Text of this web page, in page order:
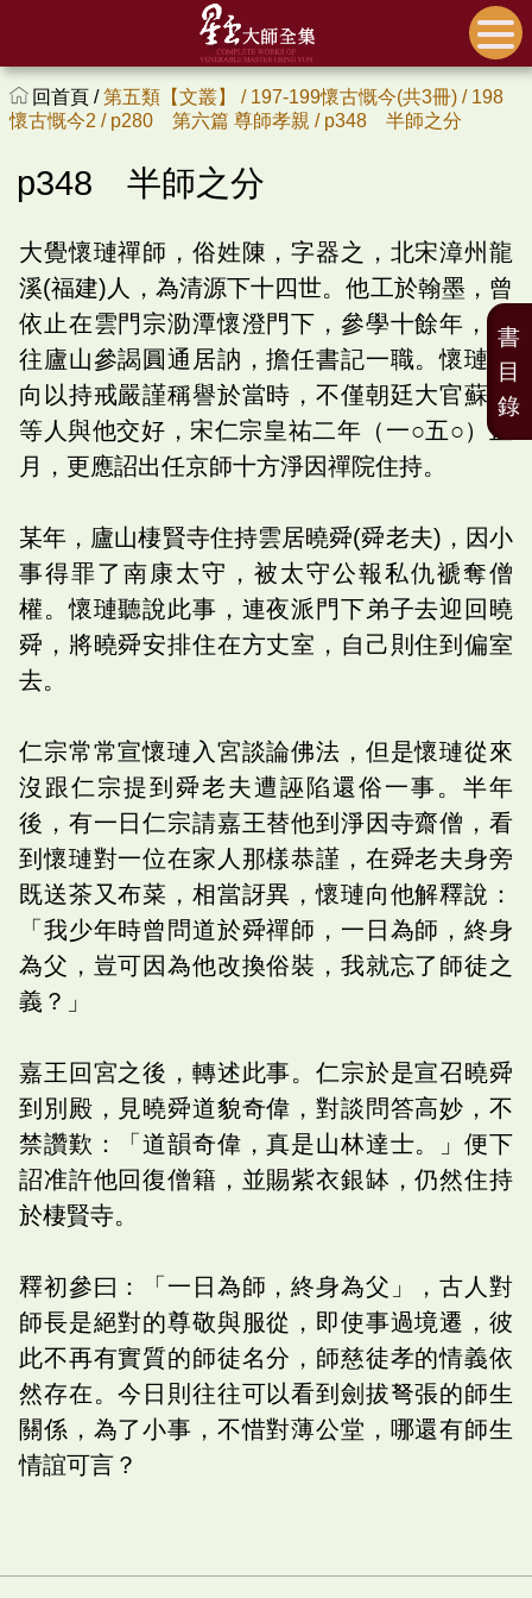
回首頁 /第五類【文叢】 / 197-199懷古慨今(共3冊) / 198
懷古慨今2 / p280 第六篇 尊師孝親 / p348 半師之分
p348 半師之分
大覺懷璉禪師，俗姓陳，字器之，北宋漳州龍
溪(福建)人，為清源下十四世。他工於翰墨，曾
依止在雲門宗泐潭懷澄門下，參學十餘年，後
往廬山參謁圓通居訥，擔任書記一職。懷璉一
向以持戒嚴謹稱譽於當時，不僅朝廷大官蘇軾
等人與他交好，宋仁宗皇祐二年（一○五○）正
月，更應詔出任京師十方淨因禪院住持。
某年，廬山棲賢寺住持雲居曉舜(舜老夫)，因小
事得罪了南康太守，被太守公報私仇褫奪僧
權。懷璉聽說此事，連夜派門下弟子去迎回曉
舜，將曉舜安排住在方丈室，自己則住到偏室
去。
仁宗常常宣懷璉入宮談論佛法，但是懷璉從來
沒跟仁宗提到舜老夫遭誣陷還俗一事。半年
後，有一日仁宗請嘉王替他到淨因寺齋僧，看
到懷璉對一位在家人那樣恭謹，在舜老夫身旁
既送茶又布菜，相當訝異，懷璉向他解釋說：
「我少年時曾問道於舜禪師，一日為師，終身
為父，豈可因為他改換俗裝，我就忘了師徒之
義？」
嘉王回宮之後，轉述此事。仁宗於是宣召曉舜
到別殿，見曉舜道貌奇偉，對談問答高妙，不
禁讚歎：「道韻奇偉，真是山林達士。」便下
詔准許他回復僧籍，並賜紫衣銀缽，仍然住持
於棲賢寺。
釋初參曰：「一日為師，終身為父」，古人對
師長是絕對的尊敬與服從，即使事過境遷，彼
此不再有實質的師徒名分，師慈徒孝的情義依
然存在。今日則往往可以看到劍拔弩張的師生
關係，為了小事，不惜對薄公堂，哪還有師生
情誼可言？
書
目
錄